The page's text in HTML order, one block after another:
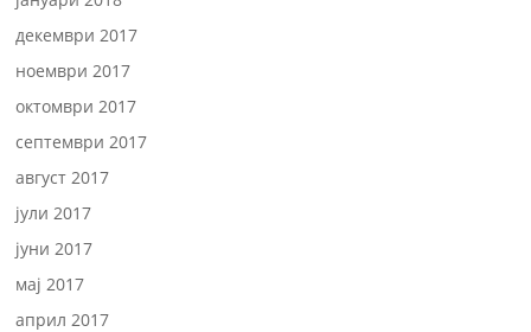
декември 2017
ноември 2017
октомври 2017
септември 2017
август 2017
јули 2017
јуни 2017
мај 2017
април 2017